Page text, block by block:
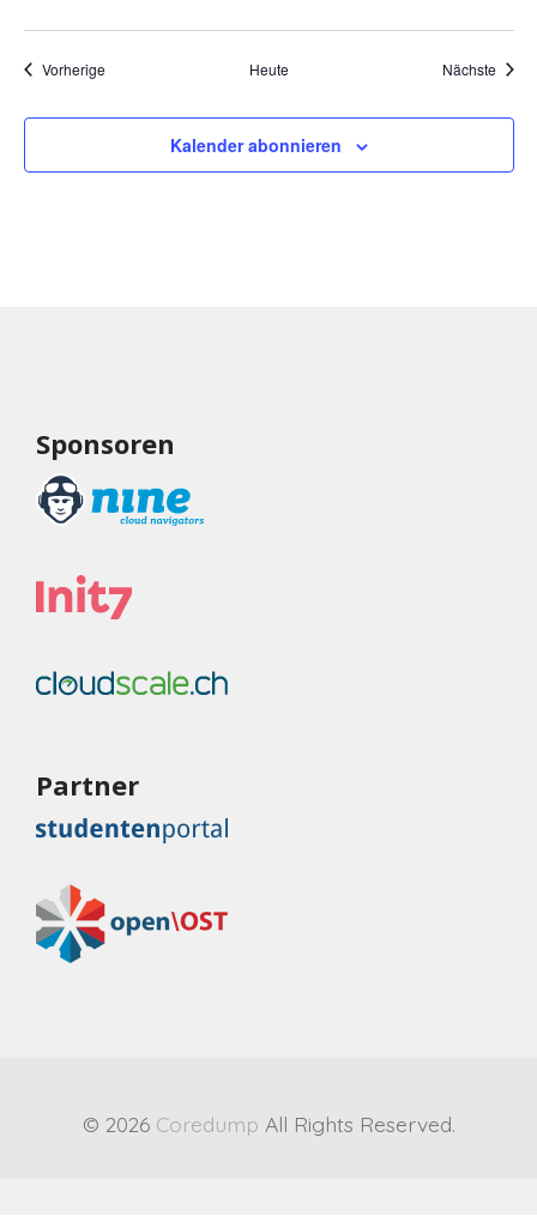
VorherigeVeranstaltungen Heute Nächste
Kalender abonnieren
Sponsoren
Partner
© 2026 Coredump All Rights Reserved.